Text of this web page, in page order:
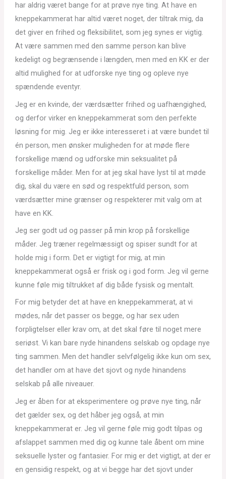
har aldrig været bange for at prøve nye ting. At have en
kneppekammerat har altid været noget, der tiltrak mig, da
det giver en frihed og fleksibilitet, som jeg synes er vigtig.
At være sammen med den samme person kan blive
kedeligt og begrænsende i længden, men med en KK er der
altid mulighed for at udforske nye ting og opleve nye
spændende eventyr.
Jeg er en kvinde, der værdsætter frihed og uafhængighed,
og derfor virker en kneppekammerat som den perfekte
løsning for mig. Jeg er ikke interesseret i at være bundet til
én person, men ønsker muligheden for at møde flere
forskellige mænd og udforske min seksualitet på
forskellige måder. Men for at jeg skal have lyst til at møde
dig, skal du være en sød og respektfuld person, som
værdsætter mine grænser og respekterer mit valg om at
have en KK.
Jeg ser godt ud og passer på min krop på forskellige
måder. Jeg træner regelmæssigt og spiser sundt for at
holde mig i form. Det er vigtigt for mig, at min
kneppekammerat også er frisk og i god form. Jeg vil gerne
kunne føle mig tiltrukket af dig både fysisk og mentalt.
For mig betyder det at have en kneppekammerat, at vi
mødes, når det passer os begge, og har sex uden
forpligtelser eller krav om, at det skal føre til noget mere
seriøst. Vi kan bare nyde hinandens selskab og opdage nye
ting sammen. Men det handler selvfølgelig ikke kun om sex,
det handler om at have det sjovt og nyde hinandens
selskab på alle niveauer.
Jeg er åben for at eksperimentere og prøve nye ting, når
det gælder sex, og det håber jeg også, at min
kneppekammerat er. Jeg vil gerne føle mig godt tilpas og
afslappet sammen med dig og kunne tale åbent om mine
seksuelle lyster og fantasier. For mig er det vigtigt, at der er
en gensidig respekt, og at vi begge har det sjovt under